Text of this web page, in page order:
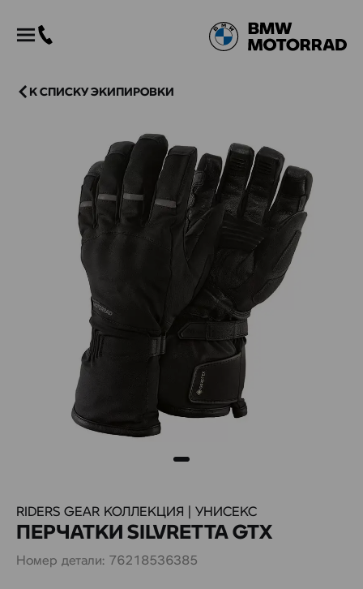
К СПИСКУ ЭКИПИРОВКИ
RIDERS GEAR КОЛЛЕКЦИЯ | УНИСЕКС
ПЕРЧАТКИ SILVRETTA GTX
Номер детали: 76218536385